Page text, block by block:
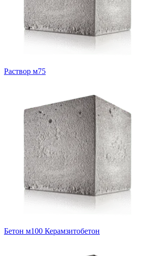
Раствор м75
Бетон м100 Керамзитобетон